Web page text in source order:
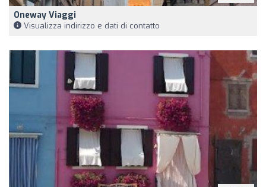
Oneway Viaggi
Visualizza indirizzo e dati di contatto